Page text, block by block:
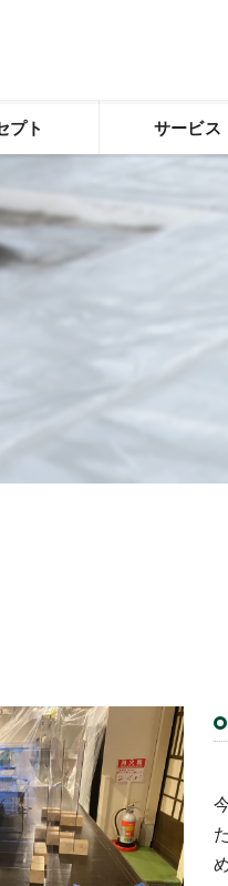
プト
工事･大昭産業株式会社の口
水工事･大昭産業株式会社の評判
水工事･大昭産業株式会社のお
サービス